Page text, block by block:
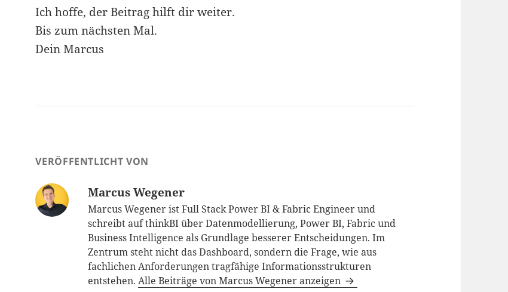
Ich hoffe, der Beitrag hilft dir weiter.
Bis zum nächsten Mal.
Dein Marcus
VERÖFFENTLICHT VON
Marcus Wegener
Marcus Wegener ist Full Stack Power BI & Fabric Engineer und
schreibt auf thinkBI über Datenmodellierung, Power BI, Fabric und
Business Intelligence als Grundlage besserer Entscheidungen. Im
Zentrum steht nicht das Dashboard, sondern die Frage, wie aus
fachlichen Anforderungen tragfähige Informationsstrukturen
entstehen.Alle Beiträge von Marcus Wegener anzeigen